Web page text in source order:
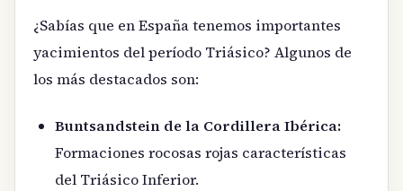
¿Sabías que en España tenemos importantes
yacimientos del período Triásico? Algunos de
los más destacados son:
Buntsandstein de la Cordillera Ibérica:
Formaciones rocosas rojas características
del Triásico Inferior.